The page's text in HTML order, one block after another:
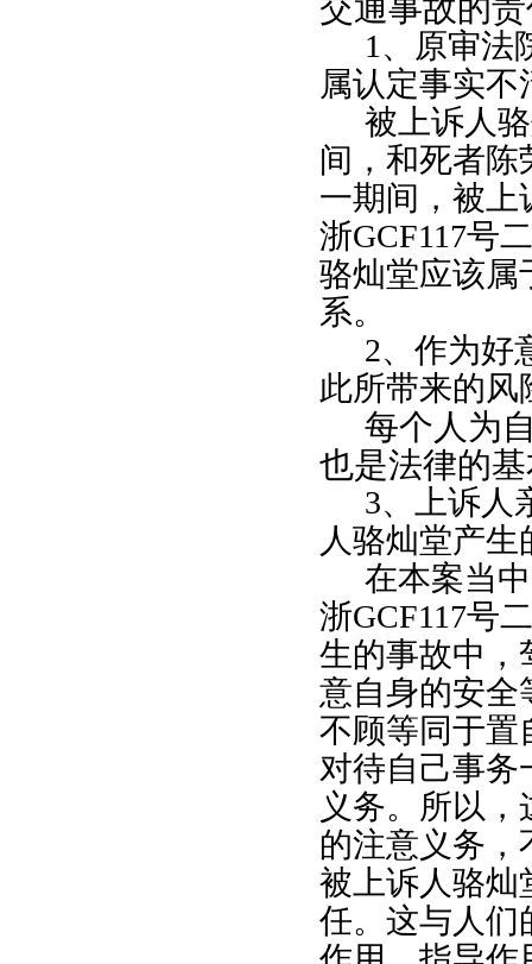
交通事故的
1 、原审法
属认定事实不
被上诉人
间，和死者陈
一期间，被上
浙GCF117号
骆灿堂应该属
系。
2、作为好
此所带来的风
每个人为
也是法律的
3、上诉人
人骆灿堂产
在本案当
浙GCF117号
生的事故中，
意自身的安全
不顾等同于置
对待自己事务
义务。所以
的注意义务，
被上诉人骆灿
任。这与人们